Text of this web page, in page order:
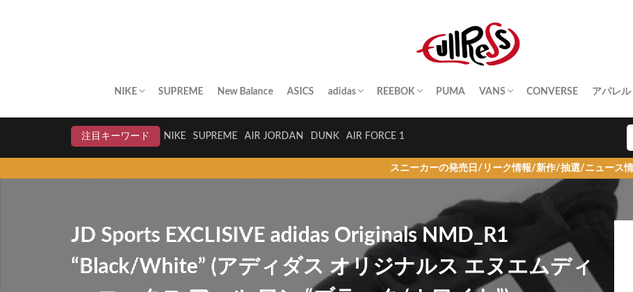
NIKE SUPREME New Balance ASICS adidas REEBOK PUMA VANS CONVERSE アパレル
注目キーワード
NIKE SUPREME AIR JORDAN DUNK AIR FORCE 1
スニーカーの発売日/リーク情報/新作/抽選/ニュース情報を毎日更新！
JD Sports EXCLISIVE adidas Originals NMD_R1
“Black/White” (アディダス オリジナルス エヌエムディ